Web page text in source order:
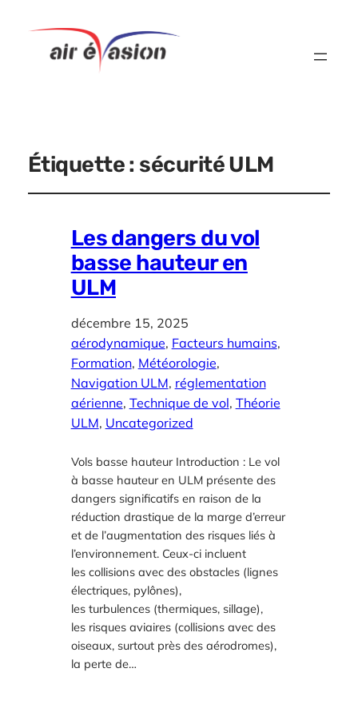
Étiquette : sécurité ULM
Les dangers du vol
basse hauteur en
ULM
décembre 15, 2025
aérodynamique, Facteurs humains
Formation, Météorologie
Navigation ULM, réglementation
aérienne, Technique de vol, Théorie
ULM, Uncategorized
Vols basse hauteur Introduction : Le vol
à basse hauteur en ULM présente des
dangers significatifs en raison de la
réduction drastique de la marge d’erreur
et de l’augmentation des risques liés à
l’environnement. Ceux-ci incluent
les collisions avec des obstacles (lignes
électriques, pylônes),
les turbulences (thermiques, sillage),
les risques aviaires (collisions avec des
oiseaux, surtout près des aérodromes),
la perte de…